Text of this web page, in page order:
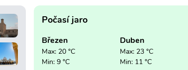
Počasí jaro
Březen
Max: 20 °C
Min: 9 °C
Duben
Max: 23 °C
Min: 11 °C